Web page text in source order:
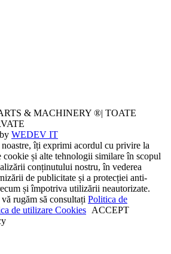
& MACHINERY ®| TOATE
WEDEV IT
îți exprimi acordul cu privire la
și alte tehnologii similare în scopul
conținutului nostru, în vederea
de publicitate și a protecției anti-
și împotriva utilizării neautorizate.
rugăm să consultați Politica de
de utilizare Cookies ACCEPT